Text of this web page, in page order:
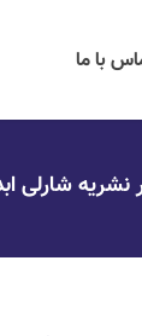
با ما
شارلی